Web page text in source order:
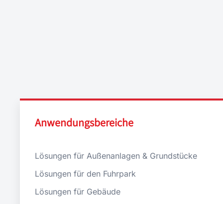
Anwendungsbereiche
Lösungen für Außenanlagen & Grundstücke
Lösungen für den Fuhrpark
Lösungen für Gebäude